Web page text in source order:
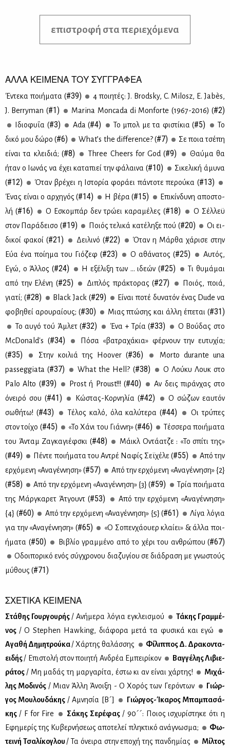
επιστροφή στα περιεχόμενα
ΑΛΛΑ ΚΕΙΜΕΝΑ ΤΟΥ ΣΥΓΓΡΑΦΕΑ
Έντε­κα ποι­ή­μα­τα (#39)
4 ποι­η­τές: J. Brodsky, C. Milosz, E. Jabès,
J. Berryman (#1) Marina Moncada di Monforte (1967-2016) (#2)
Ιδιο­φυ­ΐα (#3) Ada (#4) Το μπολ με τα φι­στί­κια (#5)
Το
δι­κό μου δώ­ρο (#6) What’s the difference? (#7)
Σε ποια τσέ­πη
εί­ναι τα κλει­διά; (#8) Three Cheers for God (#9)
Θαύ­μα θα
ήταν ο Ιω­νάς να έχει κα­τα­πιεί την φά­λαι­να (#10)
Σι­κε­λι­κή άμυ­να
(#12) Όταν βρέ­χει η Ιστο­ρία φο­ρά­ει πά­ντο­τε πε­ρού­κα (#13)
Ένας εί­ναι ο αρ­χη­γός (#14) Η βέ­ρα (#15)
Επι­κίν­δυ­νη απο­στο­
λή (#16) Ο Εσκο­μπάρ δεν τρώ­ει κα­ρα­μέ­λες (#18)
Ο Σέλ­λεϋ
στον Πα­ρά­δει­σο (#19) Ποιός τε­λι­κά κα­τέ­λη­ξε πού (#20)
Οι ει­
δι­κοί φα­κοί (#21) Δει­λι­νό (#22)
Όταν η Μάρ­θα χά­ρι­σε στην
Εύα ένα ποί­η­μα του Γιό­ζεφ (#23) Ο αθά­να­τος (#25)
Αυ­τός,
Εγώ, ο Άλ­λος (#24) Η εξέ­λι­ξη των ... ιδε­ών (#25)
Τι θυ­μά­μαι
από την Ελέ­νη (#25) Δι­πλός πρά­κτο­ρας (#27)
Ποιός, ποιά,
για­τί; (#28) Black Jack (#29)
Εί­ναι πο­τέ δυ­να­τόν ένας Dude να
φο­βη­θεί αρου­ραί­ους; (#30) Μιας πτώ­σης και άλ­λη έπε­ται (#31)
Το αυ­γό τού Άμ­λετ (#32) Ένα + Τρία (#33)
Ο Βού­δας στο
ΜcDonald's (#34)
Πό­σα «βα­τρα­χά­κια» φέρ­νουν την ευ­τυ­χία;
(#35) Στην κοι­λιά της Hoover (#36)
Morto durante una
passeggiata (#37) What the Hell? (#38)
Ο Λού­κυ Λουκ στο
Palo Alto (#39) Prost ή Proust!!! (#40)
Αν δεις πι­ράν­χας στο
όνει­ρό σου (#41) Κώ­στας-Κορ­νη­λία (#42)
O σώ­ζων εαυ­τόν
σω­θή­τω! (#43) Τέ­λος κα­λό, όλα κα­λύ­τε­ρα (#44)
Οι τρύ­πες
στον τοί­χο (#45) «Το Χά­νι του Γιάν­νη» (#46)
Τέσ­σε­ρα ποι­ή­μα­τα
του Άνταμ Ζα­γκα­γιέφ­σκι (#48)
Μάικλ Οντά­α­τζε : «Το σπί­τι της»
(#49) Πέ­ντε ποι­ή­μα­τα του Αντρέ Να­φίς Σεϊ­χέ­λε (#55)
Από την
ερ­χό­με­νη «Ανα­γέν­νη­ση» (#57)
Από την ερ­χό­με­νη «Ανα­γέν­νη­ση» {2}
(#58) Από την ερ­χό­με­νη «Ανα­γέν­νη­ση» {3} (#59)
Τρία ποι­ή­μα­τα
της Μάρ­γκα­ρετ Άτ­γουντ (#53)
Από την ερ­χό­με­νη «Ανα­γέν­νη­ση»
{4} (#60) Από την ερ­χό­με­νη «Ανα­γέν­νη­ση» {5} (#61)
Λί­γα λό­για
για την «Ανα­γέν­νη­ση» (#65)
«Ο Σο­πεν­χά­ου­ερ κλαί­ει» & άλ­λα ποι­
ή­μα­τα (#50) Βι­βλίο γραμ­μέ­νο από το χέ­ρι του αν­θρώ­που (#67)
Οδοι­πο­ρι­κό ενός σύγ­χρο­νου δια­ζυ­γί­ου σε διά­δρα­ση με γνω­στούς
μύ­θους (#71)
ΣΧΕΤΙΚΑ ΚΕΙΜΕΝΑ
Στά­θης Γουρ­γου­ρής/ Ανή­με­ρα λό­για εγκλει­σμού
Τά­κης Γραμ­μέ­
νος / Ο Stephen Hawking, διά­φο­ρα με­τά τα φυ­σι­κά και εγώ
Αγα­θή Δη­μη­τρού­κα/ Χάρ­της θα­λάσ­σης
Φί­λιπ­πος Δ. Δρα­κο­ντα­
ει­δής/ Επι­στο­λή στον ποι­η­τή Αν­δρέα Εμπει­ρί­κον
Βαγ­γέ­λης Λι­βιε­
ρά­τος/ Mη μα­δάς τη μαρ­γα­ρί­τα, έστω κι αν εί­ναι χάρ­της!
Μι­χά­
λης Μο­δι­νός / Μιαν Άλ­λη Άνοι­ξη - Ο Χο­ρός των Γε­ρό­ντων
Γιώρ­
γος Μου­λου­δά­κης / Αμνη­σία [Β´]
Γιώρ­γος-Ίκα­ρος Μπα­μπα­σά­
κης / F for Fire Σά­κης Σε­ρέ­φας / 90´´: Ποιος ισχυ­ρί­στη­κε ότι η
Εφη­με­ρίς της Κυ­βερ­νή­σε­ως απο­τε­λεί πλη­κτι­κό ανά­γνω­σμα;
Φω­
τει­νή Τσα­λί­κο­γλου/ Τα όνει­ρα στην επο­χή της παν­δη­μί­ας
Μίλ­τος